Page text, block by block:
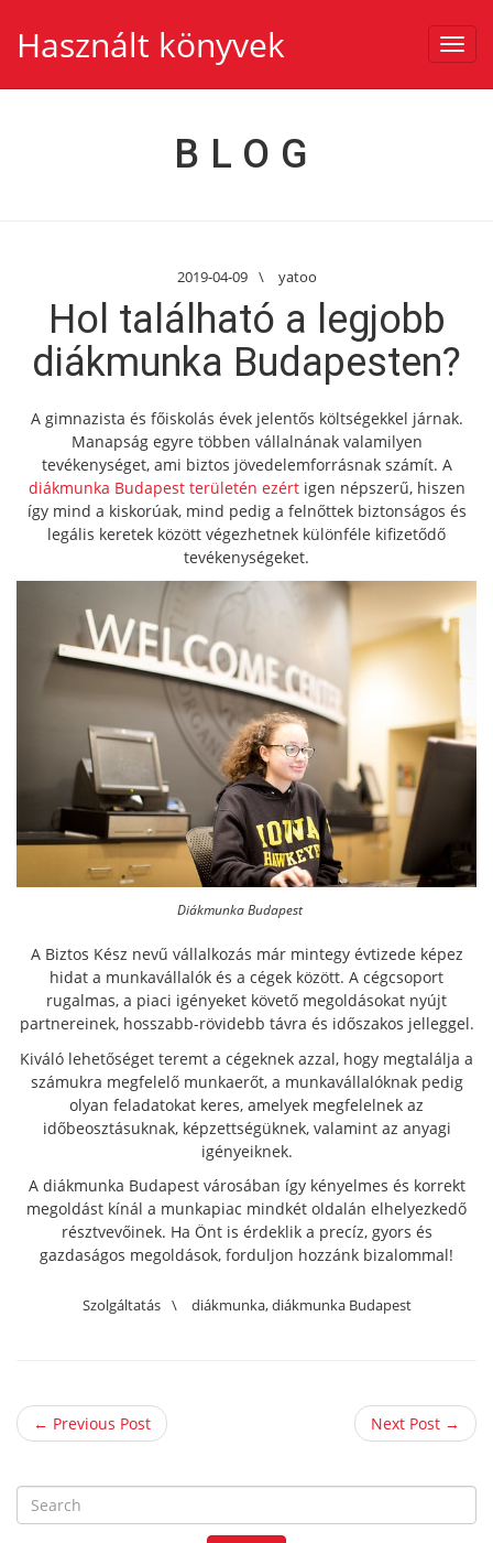
Használt könyvek
BLOG
2019-04-09 \ yatoo
Hol található a legjobb
diákmunka Budapesten?
A gimnazista és főiskolás évek jelentős költségekkel járnak.
Manapság egyre többen vállalnának valamilyen
tevékenységet, ami biztos jövedelemforrásnak számít. A
diákmunka Budapest területén ezértigen népszerű, hiszen
így mind a kiskorúak, mind pedig a felnőttek biztonságos és
legális keretek között végezhetnek különféle kifizetődő
tevékenységeket.
Diákmunka Budapest
A Biztos Kész nevű vállalkozás már mintegy évtizede képez
hidat a munkavállalók és a cégek között. A cégcsoport
rugalmas, a piaci igényeket követő megoldásokat nyújt
partnereinek, hosszabb-rövidebb távra és időszakos jelleggel.
Kiváló lehetőséget teremt a cégeknek azzal, hogy megtalálja a
számukra megfelelő munkaerőt, a munkavállalóknak pedig
olyan feladatokat keres, amelyek megfelelnek az
időbeosztásuknak, képzettségüknek, valamint az anyagi
igényeiknek.
A diákmunka Budapest városában így kényelmes és korrekt
megoldást kínál a munkapiac mindkét oldalán elhelyezkedő
résztvevőinek. Ha Önt is érdeklik a precíz, gyors és
gazdaságos megoldások, forduljon hozzánk bizalommal!
Szolgáltatás \ diákmunka,diákmunka Budapest
← Previous Post Next Post →
e